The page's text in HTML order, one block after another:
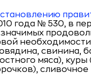
года № 530, в
свинина,
мяса), куры
сливочное